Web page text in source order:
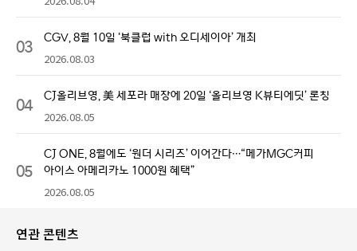
03 CGV, 8월 10일 ‘북클럽 with 오디세이아’ 개최
2026.08.03
04 CJ올리브영, 美 세포라 매장에 20일 ‘올리브영 K뷰티에딧’ 론칭
2026.08.05
05
CJ ONE, 8월에도 ‘원더 시리즈’ 이어간다…“메가MGC커피
아이스 아메리카노 1000원 혜택”
2026.08.05
연관 콘텐츠